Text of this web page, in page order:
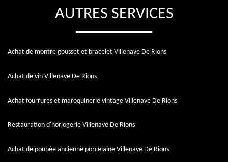
AUTRES SERVICES
Achat de montre gousset et bracelet Villenave De Rions
Achat de vin Villenave De Rions
Achat fourrures et maroquinerie vintage Villenave De Rions
Restauration d'horlogerie Villenave De Rions
Achat de poupée ancienne porcelaine Villenave De Rions